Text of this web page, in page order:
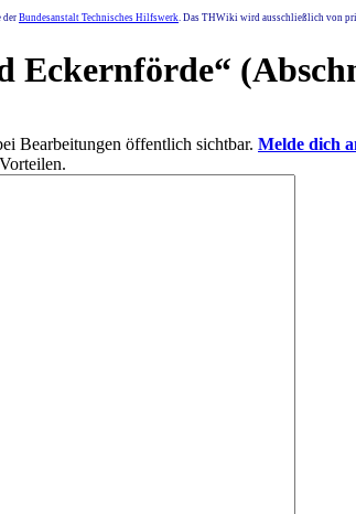
der Bundesanstalt Technisches Hilfswerk. Das THWiki wird ausschließlich von
Eckernförde“
Bearbeitungen öffentlich sichtbar. Melde dich